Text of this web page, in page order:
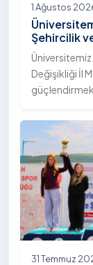
1 Ağustos
Şehircilik
Arasında
Üniversitemiz
Değişikliği İl
31 Temmuz